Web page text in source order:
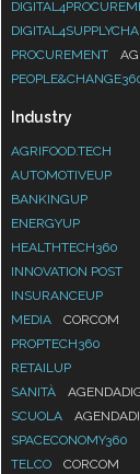
PROCUREMENT
Industry
AGRIFOOD.TECH
AUTOMOTIVEUP
BANKINGUP
ENERGYUP
HEALTHTECH360
INNOVATION POST
INSURANCEUP
MEDIA
CORCOM
PROPTECH360
RETAILUP
SANITÀ
SCUOLA
SPACECONOMY360
TELCO
CORCOM